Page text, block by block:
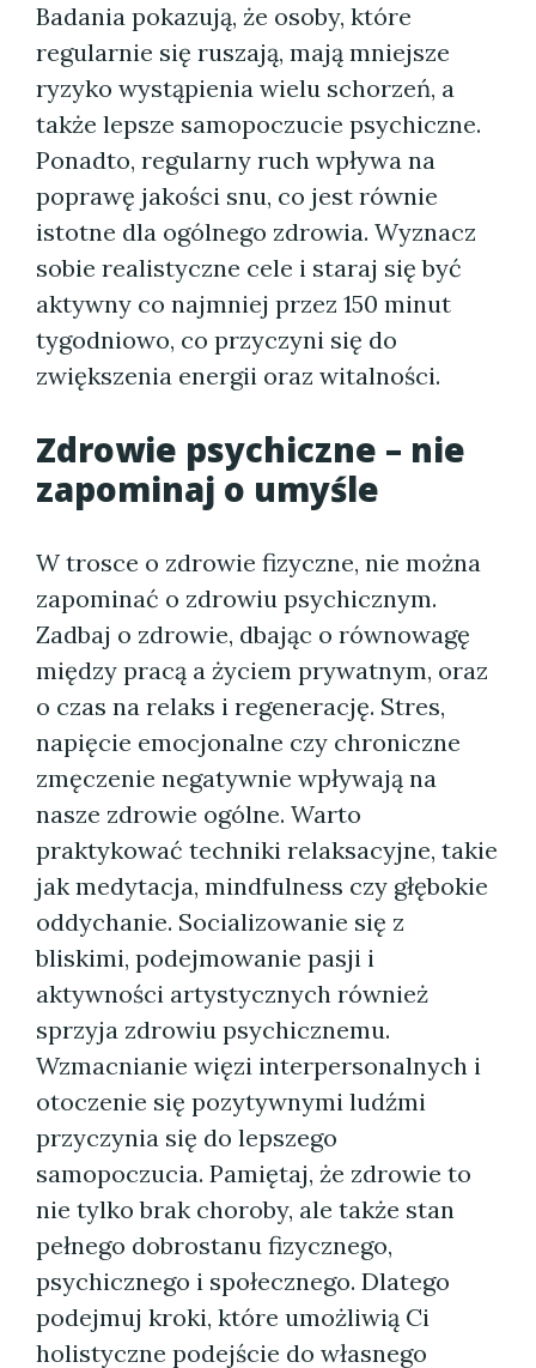
Badania pokazują, że osoby, które
regularnie się ruszają, mają mniejsze
ryzyko wystąpienia wielu schorzeń, a
także lepsze samopoczucie psychiczne.
Ponadto, regularny ruch wpływa na
poprawę jakości snu, co jest równie
istotne dla ogólnego zdrowia. Wyznacz
sobie realistyczne cele i staraj się być
aktywny co najmniej przez 150 minut
tygodniowo, co przyczyni się do
zwiększenia energii oraz witalności.
Zdrowie psychiczne – nie
zapominaj o umyśle
W trosce o zdrowie fizyczne, nie można
zapominać o zdrowiu psychicznym.
Zadbaj o zdrowie, dbając o równowagę
między pracą a życiem prywatnym, oraz
o czas na relaks i regenerację. Stres,
napięcie emocjonalne czy chroniczne
zmęczenie negatywnie wpływają na
nasze zdrowie ogólne. Warto
praktykować techniki relaksacyjne, takie
jak medytacja, mindfulness czy głębokie
oddychanie. Socializowanie się z
bliskimi, podejmowanie pasji i
aktywności artystycznych również
sprzyja zdrowiu psychicznemu.
Wzmacnianie więzi interpersonalnych i
otoczenie się pozytywnymi ludźmi
przyczynia się do lepszego
samopoczucia. Pamiętaj, że zdrowie to
nie tylko brak choroby, ale także stan
pełnego dobrostanu fizycznego,
psychicznego i społecznego. Dlatego
podejmuj kroki, które umożliwią Ci
holistyczne podejście do własnego